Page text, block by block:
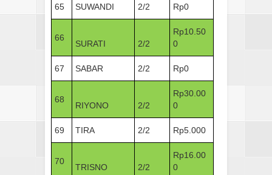
65 SUWANDI 2/2 Rp0
66
SURATI 2/2
Rp10.50
0
67 SABAR 2/2 Rp0
68
RIYONO 2/2
Rp30.00
0
69 TIRA 2/2 Rp5.000
70
TRISNO 2/2
Rp16.00
0